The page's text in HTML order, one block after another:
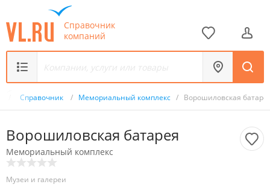
Справочник
компаний
Справочник / Мемориальный комплекс / Ворошиловская
Ворошиловская батарея
Мемориальный комплекс
Музеи и галереи